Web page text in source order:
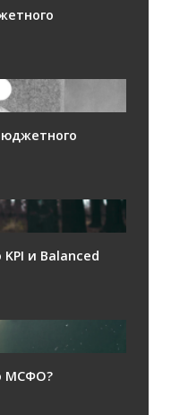
и Balanced
МСФО?